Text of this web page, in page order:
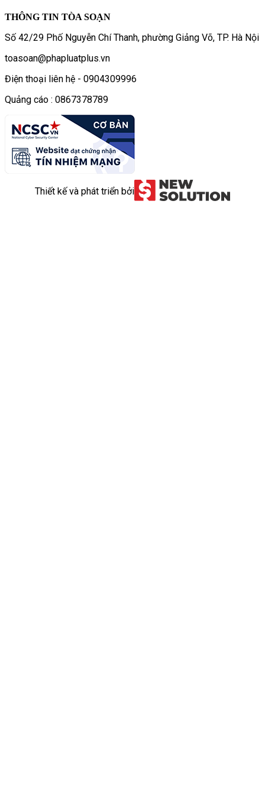
THÔNG TIN TÒA SOẠN
Số 42/29 Phố Nguyễn Chí Thanh, phường Giảng Võ, TP. Hà Nội
toasoan@phapluatplus.vn
Điện thoại liên hệ - 0904309996
Quảng cáo : 0867378789
Thiết kế và phát triển bởi